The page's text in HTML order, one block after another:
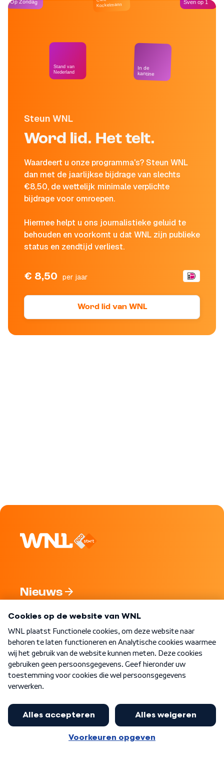
Steun WNL
Word lid. Het telt.
Waardeert u onze programma's? Steun WNL
dan met de jaarlijkse bijdrage van slechts
€8,50, de wettelijk minimale verplichte
bijdrage voor omroepen.
Hiermee helpt u ons journalistieke geluid te
behouden en voorkomt u dat WNL zijn publieke
status en zendtijd verliest.
€ 8,50 per jaar
Word lid van WNL
Op Zondag
Stand van
Nederland
Kockelmann
In de
kantine
Sven op 1
Nieuws
Nieuwsbrief
Word Lid